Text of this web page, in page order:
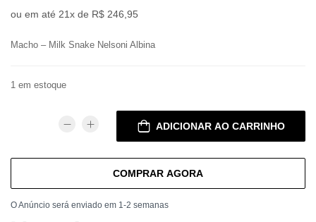
ou em até 21x de R$ 246,95
Macho – Milk Snake Nelsoni Albina
1 em estoque
ADICIONAR AO CARRINHO
COMPRAR AGORA
O Anúncio será enviado em 1-2 semanas